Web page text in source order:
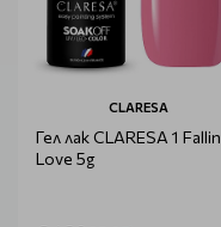
CLARESA
Гел лак CLARESA 1 Fallin
Love 5g